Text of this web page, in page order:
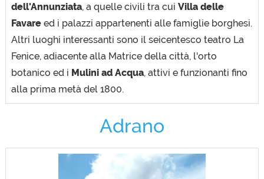
dell'Annunziata, a quelle civili tra cui Villa delle
Favare ed i palazzi appartenenti alle famiglie borghesi.
Altri luoghi interessanti sono il seicentesco teatro La
Fenice, adiacente alla Matrice della città, l'orto
botanico ed i Mulini ad Acqua, attivi e funzionanti fino
alla prima metà del 1800.
Adrano